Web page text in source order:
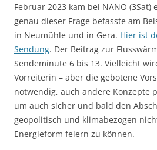
Februar 2023 kam bei NANO
genau dieser Frage befasste am
in Neumühle und in Gera. Hier ist
Sendung. Der Beitrag zur
Sendeminute 6 bis 13. Vielleicht
Vorreiterin – aber die gebotene
notwendig, auch andere Konzepte
um auch sicher und bald den
geopolitisch und klimabezogen
Energieform feiern zu können.